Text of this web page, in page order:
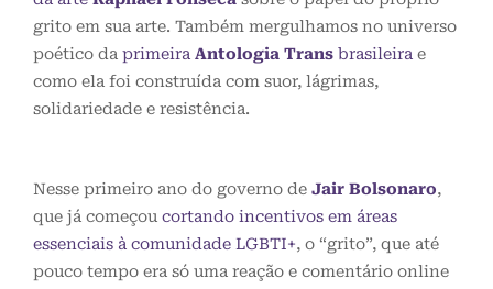
grito em sua arte. Também mergulhamos no universo
poético da primeira Antologia Trans brasileira e
como ela foi construída com suor, lágrimas,
solidariedade e resistência.
Nesse primeiro ano do governo de Jair Bolsonaro,
que já começou cortando incentivos em áreas
essenciais à comunidade LGBTI+, o “grito”, que até
pouco tempo era só uma reação e comentário online